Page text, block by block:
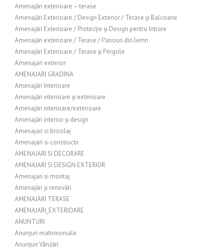
Amenajări exterioare – terase
Amenajări Exterioare / Design Exterior / Terase și Balcoane
Amenajări Exterioare / Protecție și Design pentru Intrare
Amenajări exterioare / Terase / Panouri din lemn
Amenajări Exterioare / Terase și Pergole
Amenajari exterior
AMENAJARI GRADINA
Amenajări Interioare
Amenajări interioare și exterioare
Amenajări interioare/exterioare
Amenajări interior și design
Amenajari si bricolaj
Amenajari si constructii
AMENAJARI SI DECORARE
AMENAJARI SI DESIGN EXTERIOR
Amenajari si montaj
Amenajări și renovări
AMENAJĂRI TERASE
AMENAJARI_EXTERIOARE
ANUNTURI
Anunțuri matrimoniale
Anunțuri Vânzări